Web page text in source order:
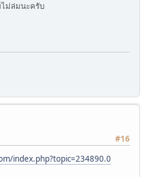
ม่ล่มนะครับ
#16
index.php?topic=234890.0